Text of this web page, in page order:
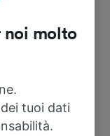
da Valence
avviare
e i costi del
puoi
170
noi molto
tuoi dati